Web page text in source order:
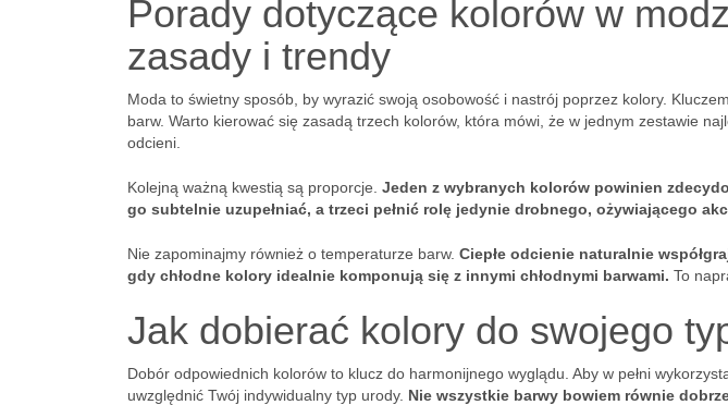
Porady dotyczące kolorów w
zasady i trendy
Moda to świetny sposób, by wyrazić swoją osobowość i nastrój poprzez kolory.
barw. Warto kierować się zasadą trzech kolorów, która mówi, że w jednym zestawie
odcieni.
Kolejną ważną kwestią są proporcje. Jeden z wybranych kolorów powinien
go subtelnie uzupełniać, a trzeci pełnić rolę jedynie drobnego, ożywiającego
Nie zapominajmy również o temperaturze barw. Ciepłe odcienie naturalnie
gdy chłodne kolory idealnie komponują się z innymi chłodnymi barwami. To
Jak dobierać kolory do swojego
Dobór odpowiednich kolorów to klucz do harmonijnego wyglądu. Aby w pełni
uwzględnić Twój indywidualny typ urody. Nie wszystkie barwy bowiem równie